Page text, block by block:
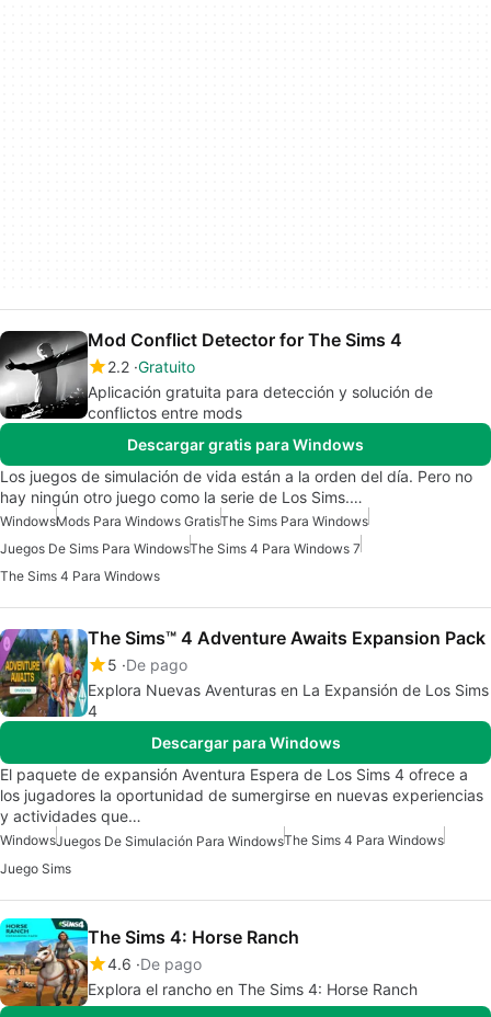
Mod Conflict Detector for The Sims 4
2.2 Gratuito
Aplicación gratuita para detección y solución de
conflictos entre mods
Descargar gratis para Windows
Los juegos de simulación de vida están a la orden del día. Pero no
hay ningún otro juego como la serie de Los Sims.…
WindowsMods Para Windows GratisThe Sims Para Windows
Juegos De Sims Para WindowsThe Sims 4 Para Windows 7
The Sims 4 Para Windows
The Sims™ 4 Adventure Awaits Expansion Pack
5 De pago
Explora Nuevas Aventuras en La Expansión de Los Sims
4
Descargar para Windows
El paquete de expansión Aventura Espera de Los Sims 4 ofrece a
los jugadores la oportunidad de sumergirse en nuevas experiencias
y actividades que…
WindowsJuegos De Simulación Para WindowsThe Sims 4 Para Windows
Juego Sims
The Sims 4: Horse Ranch
4.6 De pago
Explora el rancho en The Sims 4: Horse Ranch